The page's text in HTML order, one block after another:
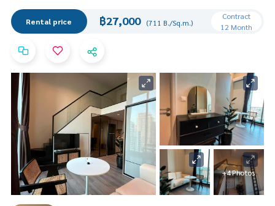
Rental price ฿27,000 (711 B./Sq.m.)
Contract
12 Month
+4 Photos